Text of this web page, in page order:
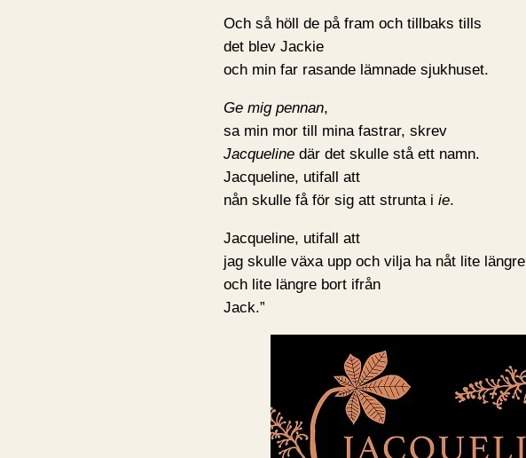
Och så höll de på fram och tillbaks tills
det blev Jackie
och min far rasande lämnade sjukhuset.
Ge mig pennan,
sa min mor till mina fastrar, skrev
Jacqueline där det skulle stå ett namn.
Jacqueline, utifall att
nån skulle få för sig att strunta i ie.
Jacqueline, utifall att
jag skulle växa upp och vilja ha nåt lite längre
och lite längre bort ifrån
Jack.”